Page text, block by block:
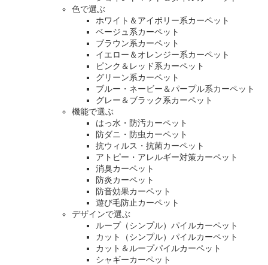
色で選ぶ
ホワイト＆アイボリー系カーペット
ベージュ系カーペット
ブラウン系カーペット
イエロー＆オレンジー系カーペット
ピンク＆レッド系カーペット
グリーン系カーペット
ブルー・ネービー＆パープル系カーペット
グレー＆ブラック系カーペット
機能で選ぶ
はっ水・防汚カーペット
防ダニ・防虫カーペット
抗ウィルス・抗菌カーペット
アトピー・アレルギー対策カーペット
消臭カーペット
防炎カーペット
防音効果カーペット
遊び毛防止カーペット
デザインで選ぶ
ループ（シンプル）パイルカーペット
カット（シンプル）パイルカーペット
カット＆ループパイルカーペット
シャギーカーペット